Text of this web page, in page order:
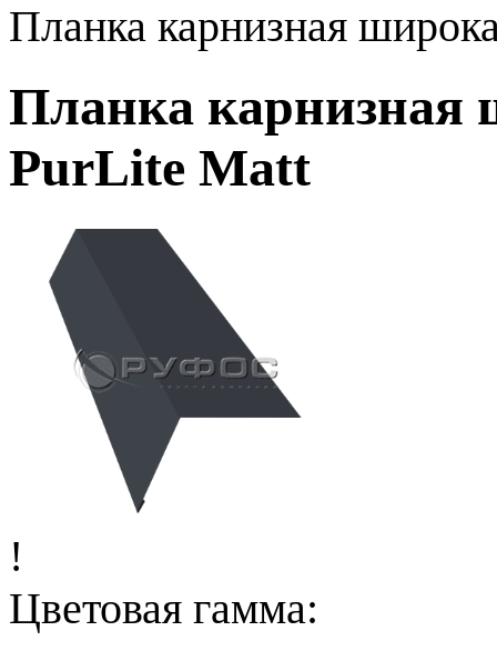
Планка карнизная
Планка карнизная
PurLite Matt
!
Цветовая гамма: